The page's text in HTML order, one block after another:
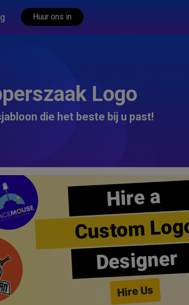
Huur ons in
Logo
die het beste bij u past!
Hire a
Custom
Designer
Hire Us